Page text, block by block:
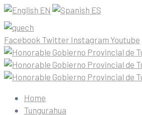
EN ES
Facebook Twitter Instagram Youtube
Home
Tungurahua